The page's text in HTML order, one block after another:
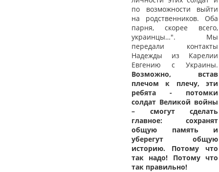
по возможности выйти
на родственников. Оба
парня, скорее всего,
украинцы…". Мы
передали контакты
Надежды из Карелии
Евгению с Украины.
Возможно, встав
плечом к плечу, эти
ребята - потомки
солдат Великой войны
– смогут сделать
главное: сохранят
общую память и
уберегут общую
историю. Потому что
так надо! Потому что
так правильно!